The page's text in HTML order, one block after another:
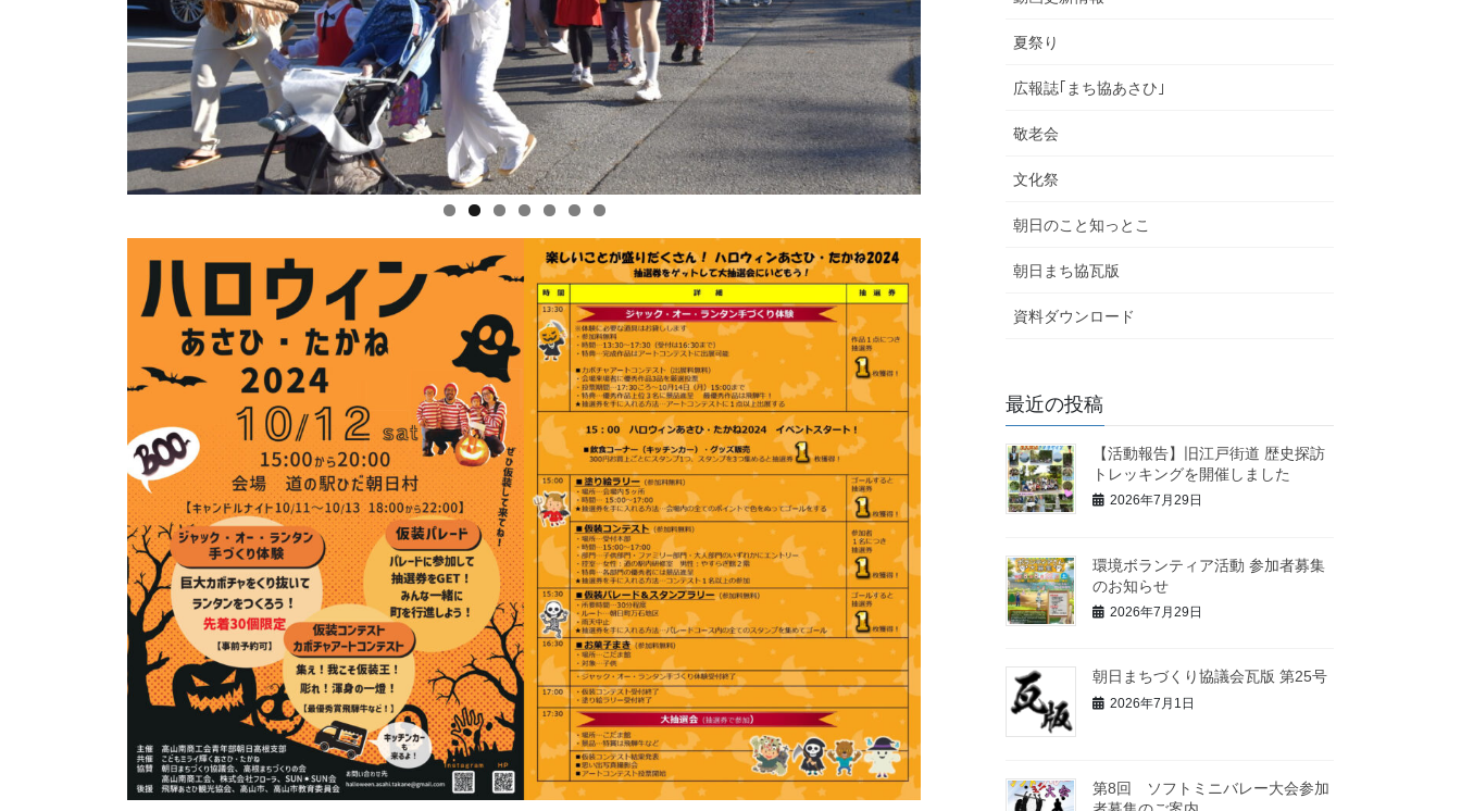
夏祭り
広報誌｢まち協あさひ｣
敬老会
文化祭
朝日のこと知っとこ
朝日まち協瓦版
資料ダウンロード
最近の投稿
【活動報告】旧江戸街道 歴史探訪
トレッキングを開催しました
2026年7月29日
環境ボランティア活動 参加者募集
のお知らせ
2026年7月29日
朝日まちづくり協議会瓦版 第25号
2026年7月1日
第8回 ソフトミニバレー大会参加